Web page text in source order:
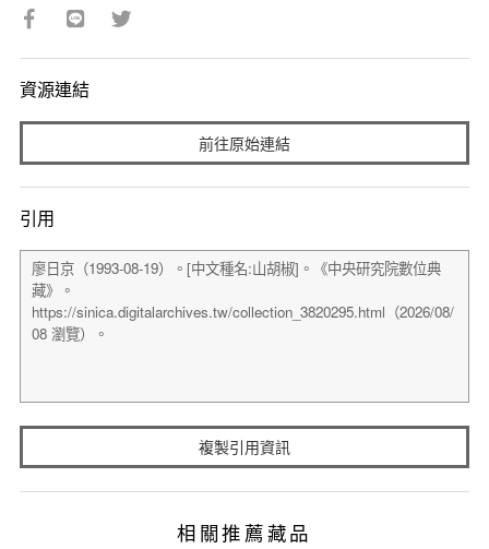
資源連結
前往原始連結
引用
複製引用資訊
相關推薦藏品